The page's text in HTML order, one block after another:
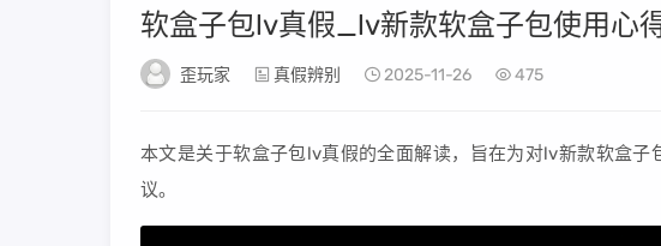
软盒子包lv真假_lv新款软盒子包使用心
歪玩家 真假辨别 2025-11-26 475
本文是关于软盒子包lv真假的全面解读，旨在为对lv新款软盒
议。